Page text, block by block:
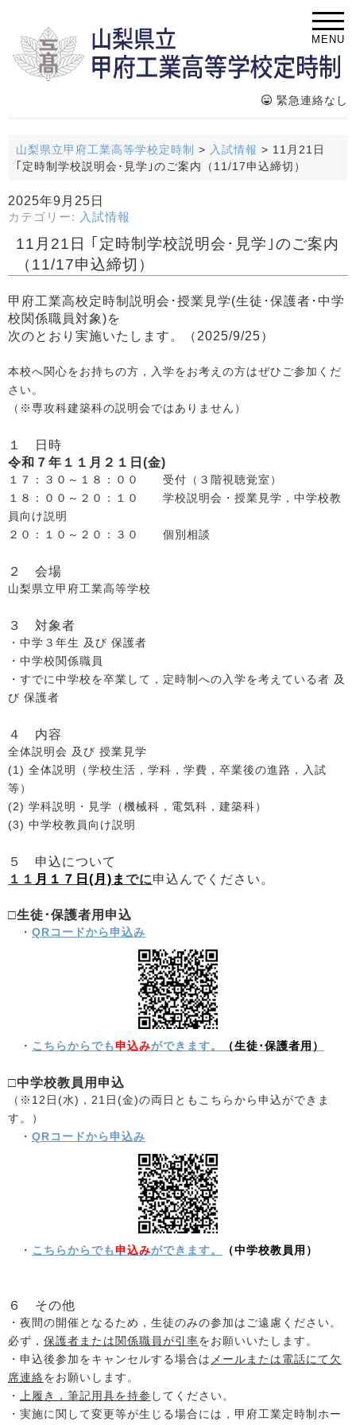
MENU
緊急連絡なし
山梨県立甲府工業高等学校定時制 > 入試情報 > 11月21日
｢定時制学校説明会･見学｣のご案内（11/17申込締切）
2025年9月25日
カテゴリー: 入試情報
11月21日 ｢定時制学校説明会･見学｣のご案内
（11/17申込締切）
甲府工業高校定時制説明会･授業見学(生徒･保護者･中学
校関係職員対象)を
次のとおり実施いたします。（2025/9/25）
本校へ関心をお持ちの方，入学をお考えの方はぜひご参加くだ
さい。
（※専攻科建築科の説明会ではありません）
１ 日時
令和７年１１月２１日(金)
１７：３０～１８：００ 受付（３階視聴覚室）
１８：００～２０：１０ 学校説明会・授業見学，中学校教
員向け説明
２０：１０～２０：３０ 個別相談
２ 会場
山梨県立甲府工業高等学校
３ 対象者
・中学３年生 及び 保護者
・中学校関係職員
・すでに中学校を卒業して，定時制への入学を考えている者 及
び 保護者
４ 内容
全体説明会 及び 授業見学
(1) 全体説明（学校生活，学科，学費，卒業後の進路，入試
等）
(2) 学科説明・見学（機械科，電気科，建築科）
(3) 中学校教員向け説明
５ 申込について
１１ 月１７日(月)ま でに申込んでください。
□生徒･保護者用申込
・ QRコードから申込み
・ こちらからでも申込みができます。 （生徒･保護者用）
□中学校教員用申込
（※12日(水)，21日(金)の両日ともこちらから申込ができま
す。）
・ QRコードから申込み
・ こちらからでも申込みができます。 （中学校教員用）
６ その他
・夜間の開催となるため，生徒のみの参加はご遠慮ください。
必ず， 保護者または関係職員が引率をお願いいたします。
・申込後参加をキャンセルする場合は メールまたは電話にて欠
席連絡をお願いします。
・ 上履き，筆記用具を持参 してください。
・実施に関して変更等が生じる場合には，甲府工業定時制ホー